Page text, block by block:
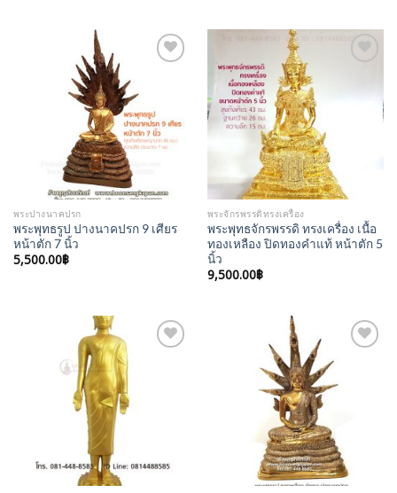
พระปางนาคปรก
พระพุทธรูป ปางนาคปรก 9 เศียร
หน้าตัก 7 นิ้ว
5,500.00฿
พระจักรพรรดิทรงเครื่อง
พระพุทธจักรพรรดิ ทรงเครื่อง เนื้อ
ทองเหลือง ปิดทองคำแท้ หน้าตัก 5
นิ้ว
9,500.00฿